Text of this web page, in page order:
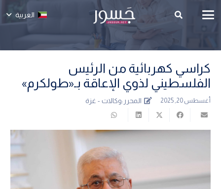
العربية
كراسي كهربائية من الرئيس
الفلسطيني لذوي الإعاقة بـ«طولكرم»
أغسطس 20, 2025 المحرر:وكالات - غزة